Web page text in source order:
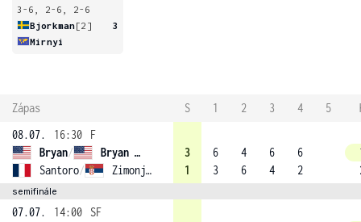
3-6, 2-6, 2-6
Bjorkman[2]
3
Mirnyi
Zápas S 1 2 3 4 5
08.07.
16:30
F
Bryan/
Bryan (1)
Santoro/ Zimonjic (6)
3
1
6
3
4
6
6
4
6
2
semifinále
07.07. 14:00
SF